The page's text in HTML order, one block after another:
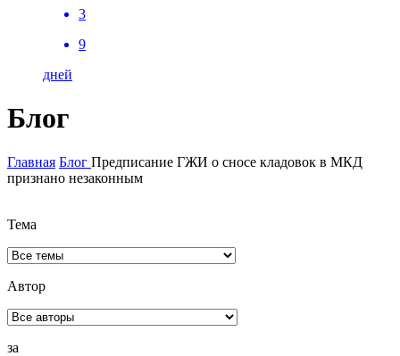
3
9
дней
Блог
Главная Блог Предписание ГЖИ о сносе кладовок в МКД
признано незаконным
Тема
Автор
за